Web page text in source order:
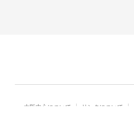
大阪中心について リンクについて